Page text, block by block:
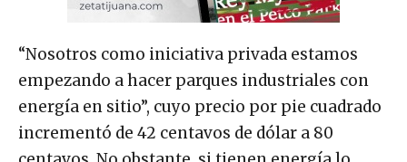
“Nosotros como iniciativa privada estamos
empezando a hacer parques industriales con
energía en sitio”, cuyo precio por pie cuadrado
incrementó de 42 centavos de dólar a 80